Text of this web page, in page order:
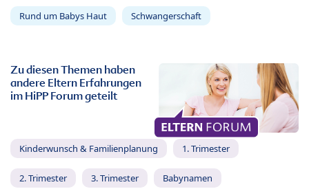
Rund um Babys Haut Schwangerschaft
Zu diesen Themen haben
andere Eltern Erfahrungen
im HiPP Forum geteilt
Kinderwunsch & Familienplanung 1. Trimester
2. Trimester 3. Trimester Babynamen